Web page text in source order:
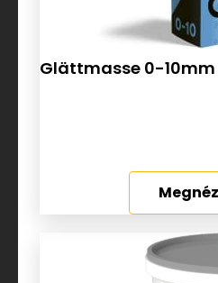
Glättmasse 0-